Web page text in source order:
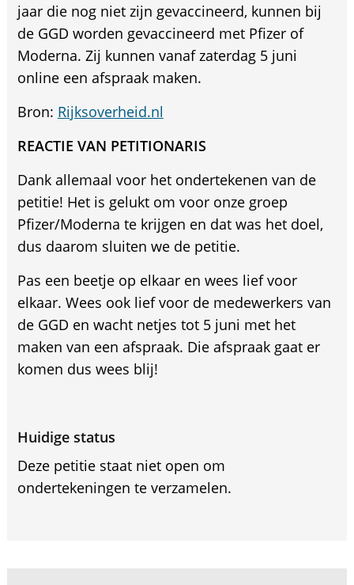
jaar die nog niet zijn gevaccineerd, kunnen bij
de GGD worden gevaccineerd met Pfizer of
Moderna. Zij kunnen vanaf zaterdag 5 juni
online een afspraak maken.
Bron: Rijksoverheid.nl
REACTIE VAN PETITIONARIS
Dank allemaal voor het ondertekenen van de
petitie! Het is gelukt om voor onze groep
Pfizer/Moderna te krijgen en dat was het doel,
dus daarom sluiten we de petitie.
Pas een beetje op elkaar en wees lief voor
elkaar. Wees ook lief voor de medewerkers van
de GGD en wacht netjes tot 5 juni met het
maken van een afspraak. Die afspraak gaat er
komen dus wees blij!
Huidige status
Deze petitie staat niet open om
ondertekeningen te verzamelen.